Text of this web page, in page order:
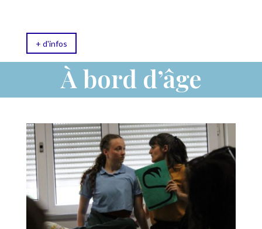
+ d'infos
À bord d’âge